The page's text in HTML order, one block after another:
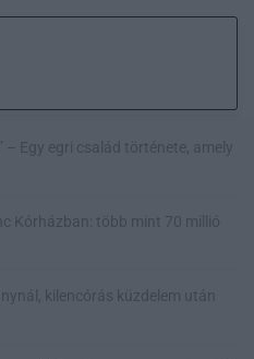
Egy egri család története, amely
Kórházban: több mint 70 millió
kilencórás küzdelem után